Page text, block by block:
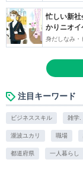
忙しい新
かりニオイ
身だしなみ・
注目キーワード
ビジネススキル 雑学.
瀧波ユカリ 職場
都道府県 一人暮らし